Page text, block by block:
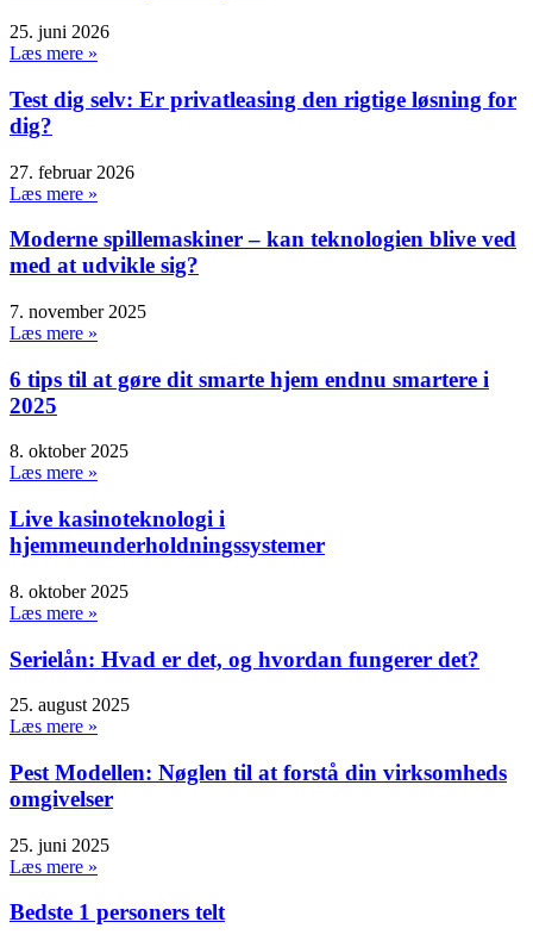
25. juni 2026
Læs mere »
Test dig selv: Er privatleasing den rigtige løsning for
dig?
27. februar 2026
Læs mere »
Moderne spillemaskiner – kan teknologien blive ved
med at udvikle sig?
7. november 2025
Læs mere »
6 tips til at gøre dit smarte hjem endnu smartere i
2025
8. oktober 2025
Læs mere »
Live kasinoteknologi i
hjemmeunderholdningssystemer
8. oktober 2025
Læs mere »
Serielån: Hvad er det, og hvordan fungerer det?
25. august 2025
Læs mere »
Pest Modellen: Nøglen til at forstå din virksomheds
omgivelser
25. juni 2025
Læs mere »
Bedste 1 personers telt